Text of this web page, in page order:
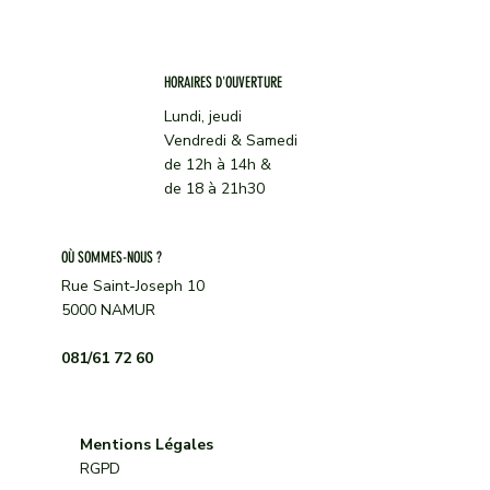
HORAIRES D'OUVERTURE
Lundi, jeudi
Vendredi & Samedi
de 12h à 14h &
de 18 à 21h30
OÙ SOMMES-NOUS ?
Rue Saint-Joseph 10
5000 NAMUR
081/61 72 60
Mentions Légales
RGPD